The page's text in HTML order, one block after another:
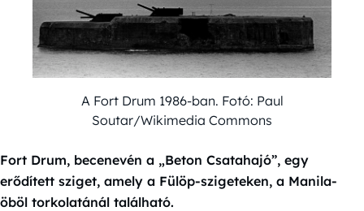
A Fort Drum 1986-ban. Fotó: Paul
Soutar/Wikimedia Commons
Fort Drum, becenevén a „Beton Csatahajó”, egy
erődített sziget, amely a Fülöp-szigeteken, a Manila-
öböl torkolatánál található.